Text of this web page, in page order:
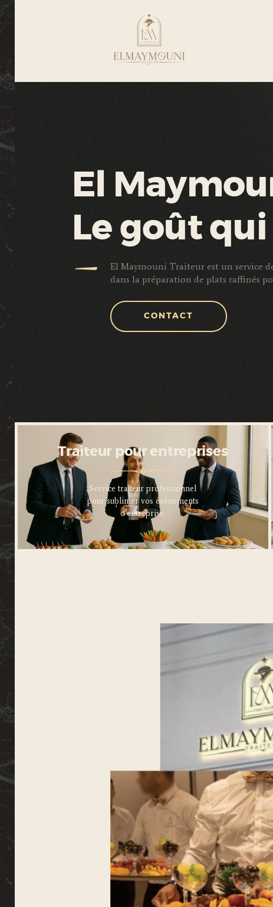
El
Le goût
El Maymouni Traiteur est un service
dans la préparation de plats raffinés
CONTACT
Traiteur pour entreprises
Service traiteur professionnel
pour sublimer vos événements
d’entreprise.